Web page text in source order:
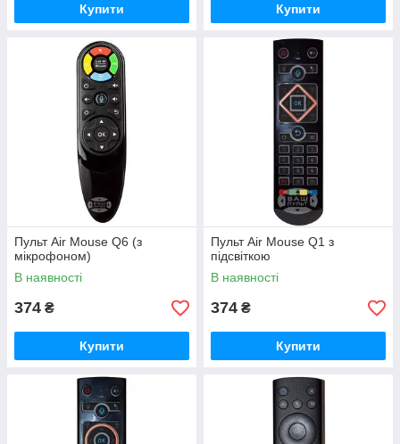
Купити Купити
Пульт Air Mouse Q6 (з
мікрофоном)
В наявності
374 ₴
Купити
Пульт Air Mouse Q1 з
підсвіткою
В наявності
374 ₴
Купити